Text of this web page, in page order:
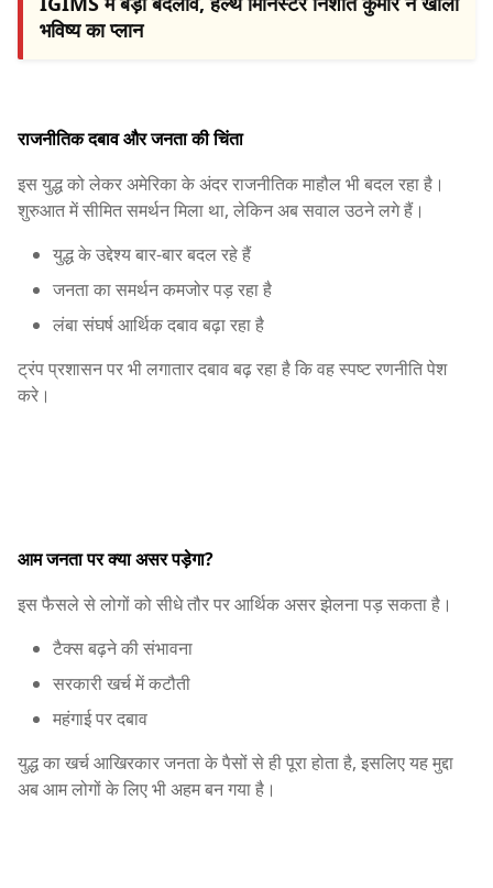
भविष्य का प्लान
राजनीतिक दबाव और जनता की चिंता
इस युद्ध को लेकर अमेरिका के अंदर राजनीतिक माहौल भी बदल रहा है।
शुरुआत में सीमित समर्थन मिला था, लेकिन अब सवाल उठने लगे हैं।
युद्ध के उद्देश्य बार-बार बदल रहे हैं
जनता का समर्थन कमजोर पड़ रहा है
लंबा संघर्ष आर्थिक दबाव बढ़ा रहा है
ट्रंप प्रशासन पर भी लगातार दबाव बढ़ रहा है कि वह स्पष्ट रणनीति पेश
करे।
आम जनता पर क्या असर पड़ेगा?
इस फैसले से लोगों को सीधे तौर पर आर्थिक असर झेलना पड़ सकता है।
टैक्स बढ़ने की संभावना
सरकारी खर्च में कटौती
महंगाई पर दबाव
युद्ध का खर्च आखिरकार जनता के पैसों से ही पूरा होता है, इसलिए यह मुद्दा
अब आम लोगों के लिए भी अहम बन गया है।